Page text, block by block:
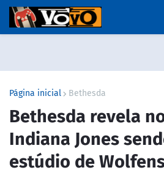
Página inicial Bethesda
Bethesda revela
Indiana Jones
estúdio de